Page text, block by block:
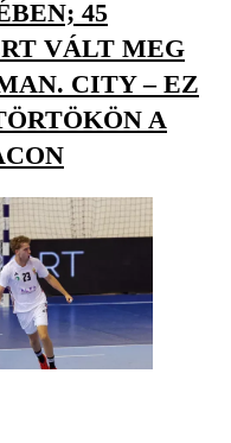
45
VÁLT MEG
CITY – EZ
A